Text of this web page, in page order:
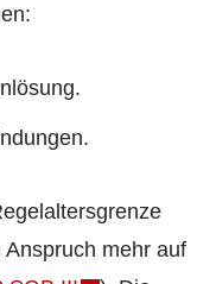
mehr auf